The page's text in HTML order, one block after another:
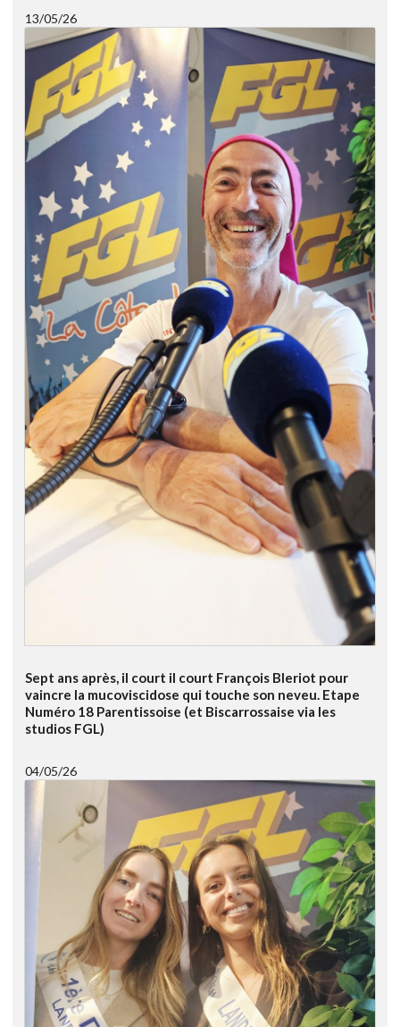
13/05/26
Sept ans après, il court il court François Bleriot pour
vaincre la mucoviscidose qui touche son neveu. Etape
Numéro 18 Parentissoise (et Biscarrossaise via les
studios FGL)
04/05/26